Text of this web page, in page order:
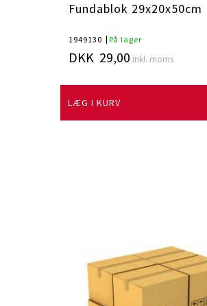
Fundablok 29x20x50cm
1949130 På lager
DKK 29,00 inkl. moms
LÆG I KURV